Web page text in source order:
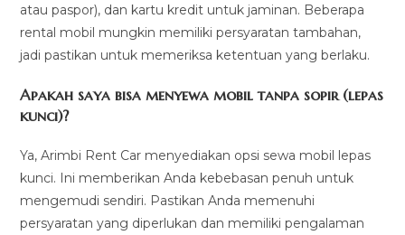
atau paspor), dan kartu kredit untuk jaminan. Beberapa
rental mobil mungkin memiliki persyaratan tambahan,
jadi pastikan untuk memeriksa ketentuan yang berlaku.
Apakah saya bisa menyewa mobil tanpa sopir (lepas
kunci)?
Ya, Arimbi Rent Car menyediakan opsi sewa mobil lepas
kunci. Ini memberikan Anda kebebasan penuh untuk
mengemudi sendiri. Pastikan Anda memenuhi
persyaratan yang diperlukan dan memiliki pengalaman